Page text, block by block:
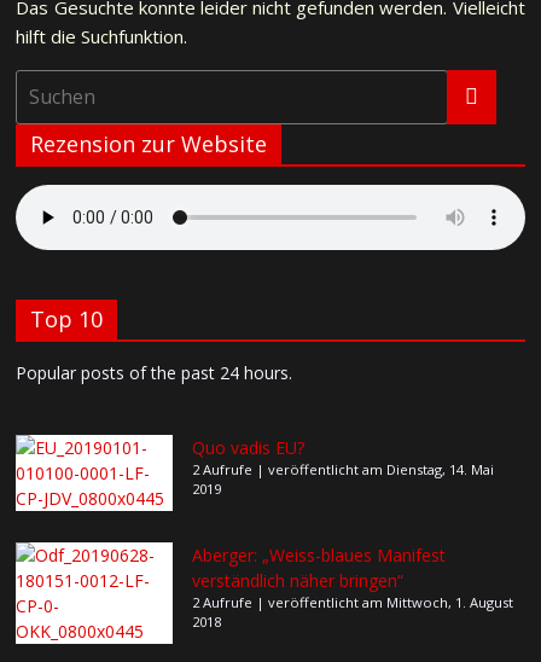
Das Gesuchte konnte leider nicht gefunden werden. Vielleicht
hilft die Suchfunktion.
Rezension zur Website
Top 10
Popular posts of the past 24 hours.
Quo vadis EU?
2 Aufrufe |veröffentlicht am Dienstag, 14. Mai
2019
Aberger: „Weiss-blaues Manifest
verständlich näher bringen“
2 Aufrufe |veröffentlicht am Mittwoch, 1. August
2018